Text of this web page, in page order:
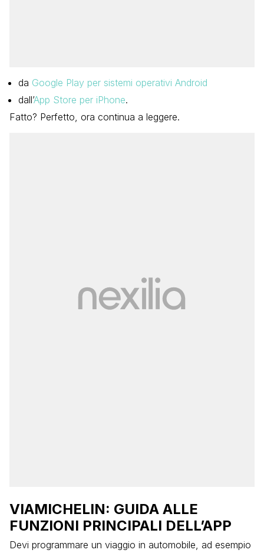
da Google Play per sistemi operativi Android
dall’App Store per iPhone.
Fatto? Perfetto, ora continua a leggere.
VIAMICHELIN: GUIDA ALLE
FUNZIONI PRINCIPALI DELL’APP
Devi programmare un viaggio in automobile, ad esempio